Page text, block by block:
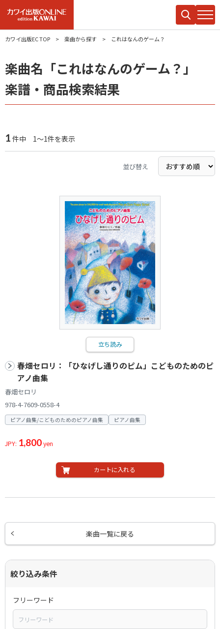
カワイ出版EC TOP 楽曲から探す これはなんのゲーム？
楽曲名「これはなんのゲーム？」
楽譜・商品検索結果
1 件中 1～1件を表示
並び替え
立ち読み
春畑セロリ：「ひなげし通りのピム」こどものためのピ
アノ曲集
春畑セロリ
978-4-7609-0558-4
ピアノ曲集/こどものためのピアノ曲集 ピアノ曲集
JPY: 1,800yen
カートに入れる
楽曲一覧に戻る
絞り込み条件
フリーワード